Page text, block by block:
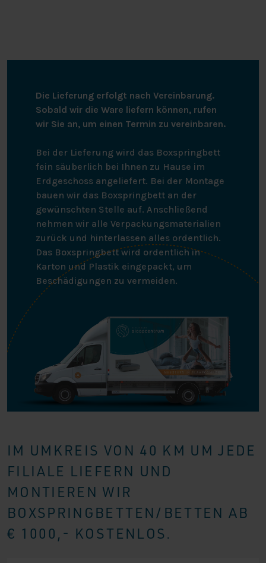
Die Lieferung erfolgt nach Vereinbarung.
Sobald wir die Ware liefern können, rufen
wir Sie an, um einen Termin zu vereinbaren.
Bei der Lieferung wird das Boxspringbett
fein säuberlich bei Ihnen zu Hause im
Erdgeschoss angeliefert. Bei der Montage
bauen wir das Boxspringbett an der
gewünschten Stelle auf. Anschließend
nehmen wir alle Verpackungsmaterialien
zurück und hinterlassen alles ordentlich.
Das Boxspringbett wird ordentlich in
Karton und Plastik eingepackt, um
Beschädigungen zu vermeiden.
IM UMKREIS VON 40 KM UM JEDE
FILIALE LIEFERN UND
MONTIEREN WIR
BOXSPRINGBETTEN/BETTEN AB
€ 1000,- KOSTENLOS.